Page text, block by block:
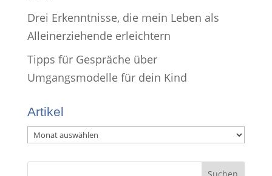
Drei Erkenntnisse, die mein Leben als
Alleinerziehende erleichtern
Tipps für Gespräche über
Umgangsmodelle für dein Kind
Artikel
Artikel